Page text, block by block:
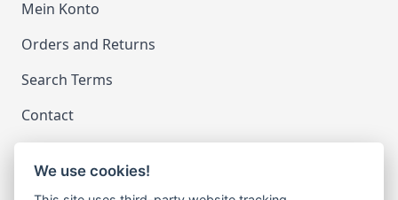
Mein Konto
Orders and Returns
Search Terms
Contact
LEGAL
We use cookies!